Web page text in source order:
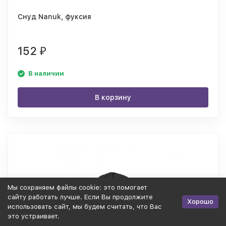
Снуд Nanuk, фуксия
152 ₽
В наличии
В корзину
Мы cохраняем файлы cookie: это помогает
сайту работать лучше. Если Вы продолжите
использовать сайт, мы будем считать, что Вас
это устраивает.
Хорошо